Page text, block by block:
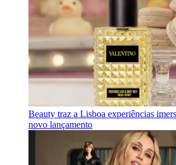
Beauty traz a Lisboa experiências
novo lançamento